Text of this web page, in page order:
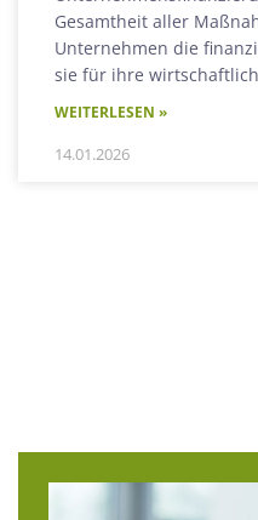
Gesamtheit aller
Unternehmen die
sie für ihre
WEITERLESEN »
14.01.2026